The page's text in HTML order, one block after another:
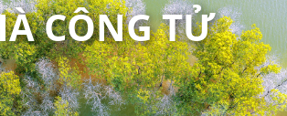
CÔNG TỬ